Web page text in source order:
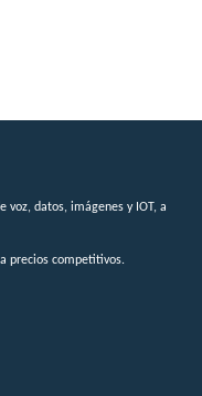
voz, datos, imágenes y IOT, a
precios competitivos.